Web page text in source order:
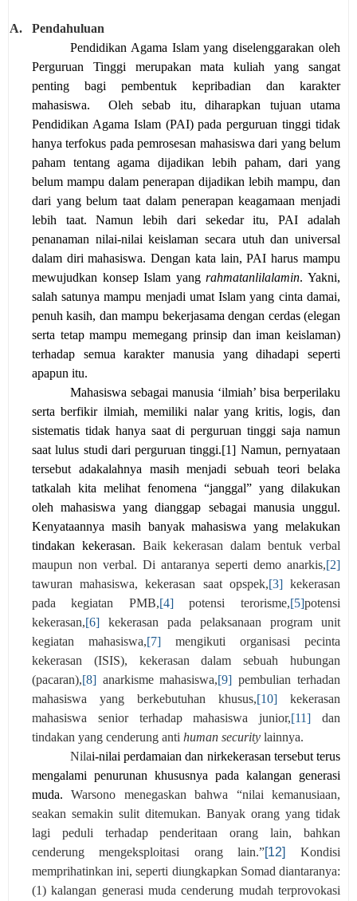
A.
Pendahuluan
Pendidikan Agama Islam yang diselenggarakan oleh
Perguruan Tinggi merupakan mata kuliah yang sangat
penting bagi pembentuk kepribadian dan karakter
mahasiswa.
Oleh sebab itu, diharapkan tujuan utama
Pendidikan Agama Islam (PAI) pada perguruan tinggi tidak
hanya terfokus pada pemrosesan mahasiswa dari yang belum
paham tentang agama dijadikan lebih paham, dari yang
belum mampu dalam penerapan dijadikan lebih mampu, dan
dari yang belum taat dalam penerapan keagamaan menjadi
lebih taat. Namun lebih dari sekedar itu, PAI adalah
penanaman nilai-nilai keislaman secara utuh dan universal
dalam diri mahasiswa. Dengan kata lain, PAI harus mampu
mewujudkan konsep Islam yangrahmatanlilalamin. Yakni,
salah satunya mampu menjadi umat Islam yang cinta damai,
penuh kasih, dan mampu bekerjasama dengan cerdas (elegan
serta tetap mampu memegang prinsip dan iman keislaman)
terhadap semua karakter manusia yang dihadapi seperti
apapun itu.
Mahasiswa sebagai manusia ‘ilmiah’ bisa berperilaku
serta berfikir ilmiah, memiliki nalar yang kritis, logis, dan
sistematis tidak hanya saat di perguruan tinggi saja namun
saat lulus studi dari perguruan tinggi.[1] Namun, pernyataan
tersebut adakalahnya masih menjadi sebuah teori belaka
tatkalah kita melihat fenomena “janggal” yang dilakukan
oleh mahasiswa yang dianggap sebagai manusia unggul.
Kenyataannya masih banyak mahasiswa yang melakukan
tindakan kekerasan. Baik kekerasan dalam bentuk verbal
maupun non verbal. Di antaranya seperti demo anarkis,[2]
tawuran mahasiswa, kekerasan saat opspek,[3]kekerasan
pada kegiatan PMB,[4]potensi terorisme,[5]potensi
kekerasan,[6]kekerasan pada pelaksanaan program unit
kegiatan mahasiswa,[7]mengikuti organisasi pecinta
kekerasan (ISIS), kekerasan dalam sebuah hubungan
(pacaran),[8]anarkisme mahasiswa,[9] pembulian terhadan
mahasiswa yang berkebutuhan khusus,[10]kekerasan
mahasiswa senior terhadap mahasiswa junior,[11] dan
tindakan yang cenderung anti human securitylainnya.
Nilai-nilai perdamaian dan nirkekerasan tersebut terus
mengalami penurunan khususnya pada kalangan generasi
muda.Warsono menegaskan bahwa “nilai kemanusiaan,
seakan semakin sulit ditemukan. Banyak orang yang tidak
lagi peduli terhadap penderitaan orang lain, bahkan
cenderung mengeksploitasi orang lain.”[12]
Kondisi
memprihatinkan ini, seperti diungkapkan Somad diantaranya:
(1) kalangan generasi muda cenderung mudah terprovokasi